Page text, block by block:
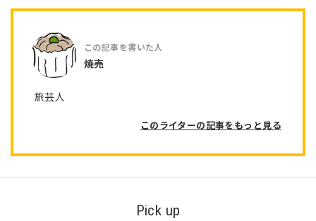
焼売
旅芸人
このライターの記事をもっと見る
Pick up